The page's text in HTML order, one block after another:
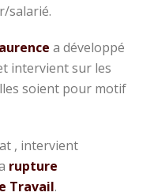
salarié.
a développé
intervient sur les
soient pour motif
, intervient
rupture
Travail.